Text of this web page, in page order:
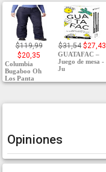
$119,99
$20,35
Columbia
Bugaboo Oh
Los Panta
$31,54 $27,43
GUATAFAC –
Juego de mesa -
Ju
Opiniones